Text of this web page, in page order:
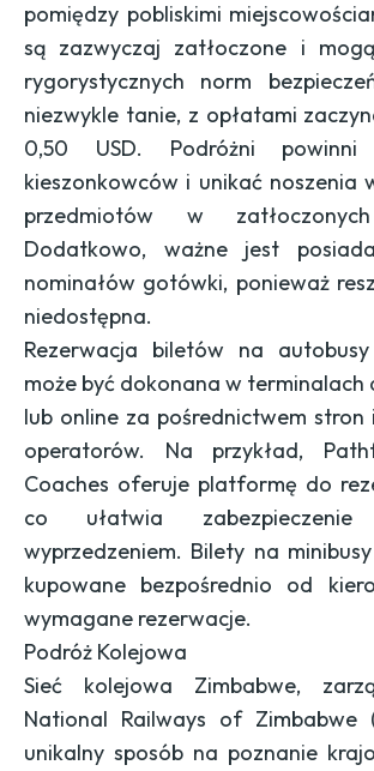
pomiędzy pobliskimi
są zazwyczaj zatłoczone i
rygorystycznych norm
niezwykle tanie, z opłatami
0,50 USD. Podróżni
kieszonkowców i unikać noszenia
przedmiotów w
Dodatkowo, ważne jest
nominałów gotówki, ponieważ
niedostępna.
Rezerwacja biletów na
może być dokonana w terminalach
lub online za pośrednictwem
operatorów. Na przykład,
Coaches oferuje platformę do
co ułatwia
wyprzedzeniem. Bilety na
kupowane bezpośrednio od
wymagane rezerwacje.
Podróż Kolejowa
Sieć kolejowa Zimbabwe,
National Railways of Zimbabwe
unikalny sposób na poznanie